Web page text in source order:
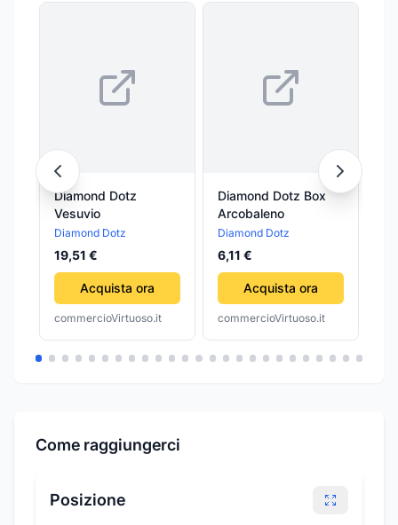
Diamond Dotz
Vesuvio
Diamond Dotz
19,51 €
Acquista ora
commercioVirtuoso.it
Diamond Dotz Box
Arcobaleno
Diamond Dotz
6,11 €
Acquista ora
commercioVirtuoso.it
Come raggiungerci
Posizione